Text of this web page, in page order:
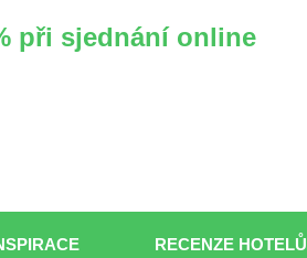
při sjednání online
RECENZE HOTELŮ